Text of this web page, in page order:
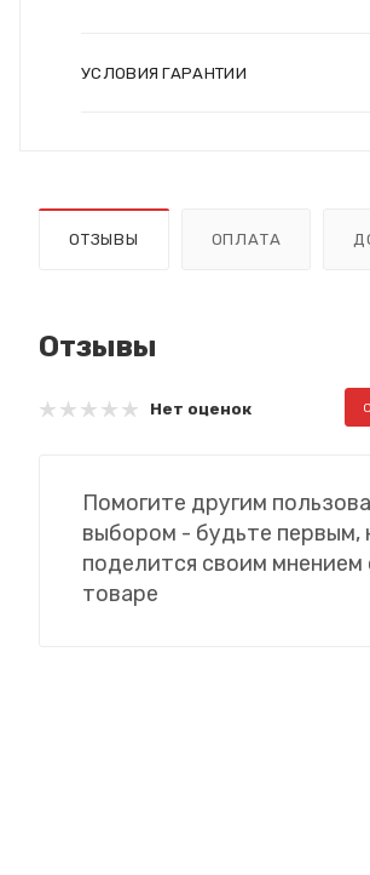
УСЛОВИЯ ГАРАНТИИ
ОТЗЫВЫ ОПЛАТА
Отзывы
Нет оценок
Помогите другим
выбором - будьте первым,
поделится своим мнением
товаре